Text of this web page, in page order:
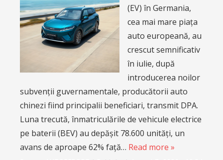
(EV) în Germania,
cea mai mare piața
auto europeană, au
crescut semnificativ
în iulie, după
introducerea noilor
subvenții guvernamentale, producătorii auto
chinezi fiind principalii beneficiari, transmit DPA.
Luna trecută, înmatriculările de vehicule electrice
pe baterii (BEV) au depășit 78.600 unități, un
avans de aproape 62% față… Read more »